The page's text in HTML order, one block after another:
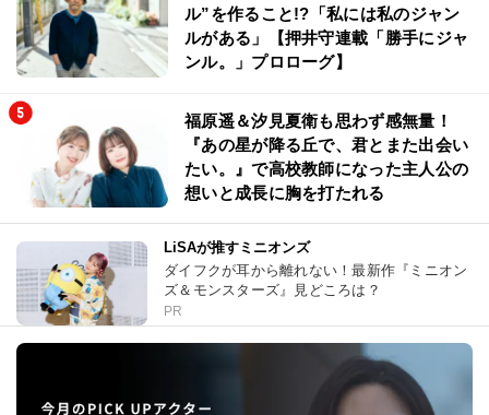
ル”を作ること!?「私には私のジャン
ルがある」【押井守連載「勝手にジャ
ンル。」プロローグ】
福原遥＆汐見夏衛も思わず感無量！
『あの星が降る丘で、君とまた出会い
たい。』で高校教師になった主人公の
想いと成長に胸を打たれる
LiSAが推すミニオンズ
ダイフクが耳から離れない！最新作『ミニオン
ズ＆モンスターズ』見どころは？
PR